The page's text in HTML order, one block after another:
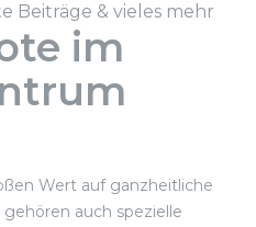
Beiträge & vieles mehr
im
Wert auf ganzheitliche
auch spezielle